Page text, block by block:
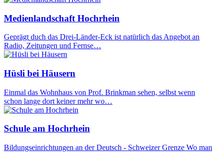
Medienlandschaft Hochrhein
Geprägt duch das Drei-Länder-Eck ist natürlich das Angebot an
Radio, Zeitungen und Fernse…
Hüsli bei Häusern
Einmal das Wohnhaus von Prof. Brinkman sehen, selbst wenn
schon lange dort keiner mehr wo…
Schule am Hochrhein
Bildungseinrichtungen an der Deutsch - Schweizer Grenze Wo man